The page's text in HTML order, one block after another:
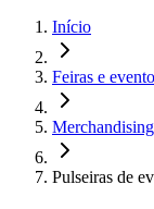
Início
Feiras e
Pulseiras de